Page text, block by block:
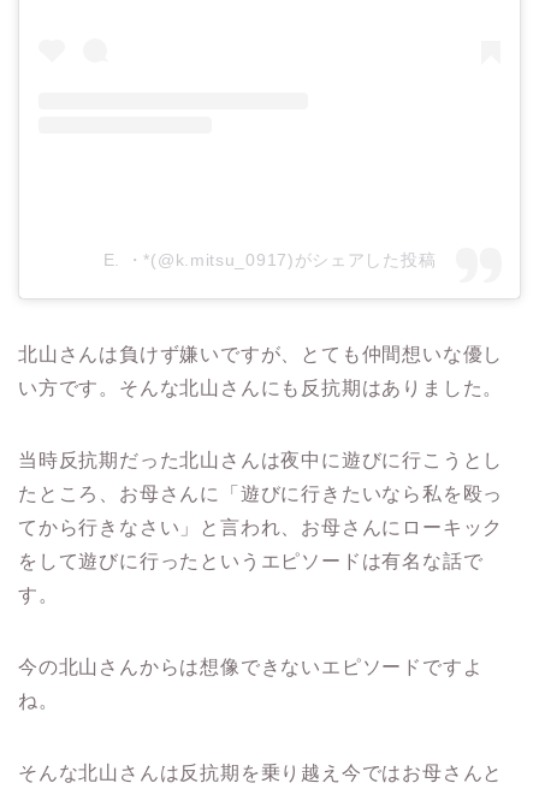
E. ・*(@k.mitsu_0917)がシェアした投稿
北山さんは負けず嫌いですが、とても仲間想いな優し
い方です。 そんな北山さんにも反抗期はありました。
当時反抗期だった北山さんは夜中に遊びに行こうとし
たところ、お母さんに「遊びに行きたいなら私を殴っ
てから行きなさい」と言われ、お母さんにローキック
をして遊びに行ったというエピソードは有名な話で
す。
今の北山さんからは想像できないエピソードですよ
ね。
そんな北山さんは反抗期を乗り越え今ではお母さんと